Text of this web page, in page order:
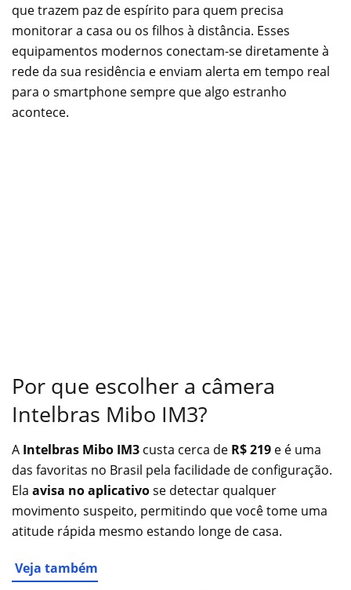
que trazem paz de espírito para quem precisa
monitorar a casa ou os filhos à distância. Esses
equipamentos modernos conectam-se diretamente à
rede da sua residência e enviam alerta em tempo real
para o smartphone sempre que algo estranho
acontece.
Por que escolher a câmera
Intelbras Mibo IM3?
A Intelbras Mibo IM3 custa cerca de R$ 219 e é uma
das favoritas no Brasil pela facilidade de configuração.
Ela avisa no aplicativose detectar qualquer
movimento suspeito, permitindo que você tome uma
atitude rápida mesmo estando longe de casa.
Veja também